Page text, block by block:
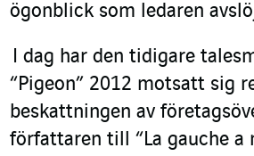
ögonblick som ledaren
I dag har den tidigare
“Pigeon” 2012 motsatt sig
beskattningen av
författaren till “La gauche a